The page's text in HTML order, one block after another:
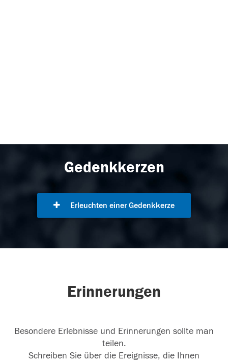
Gedenkkerzen
Erleuchten einer Gedenkkerze
Erinnerungen
Besondere Erlebnisse und Erinnerungen sollte man
teilen.
Schreiben Sie über die Ereignisse, die Ihnen